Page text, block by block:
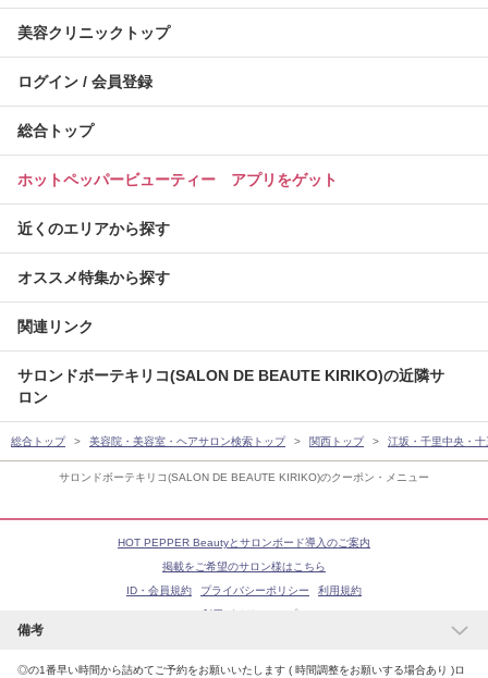
サロンドボーテキリコ(SALON DE BEAUTE KIRIKO)のクーポン・メニュー
備考
◎の1番早い時間から詰めてご予約をお願いいたします ( 時間調整をお願いする場合あり )ロ
美容クリニックトップ
ログイン / 会員登録
総合トップ
ホットペッパービューティー アプリをゲット
近くのエリアから探す
オススメ特集から探す
関連リンク
サロンドボーテキリコ(SALON DE BEAUTE KIRIKO)の近隣サ
ロン
総合トップ 美容院・美容室・ヘアサロン検索トップ 関西トップ 江坂・千里中央・
HOT PEPPER Beautyとサロンボード導入のご案内
掲載をご希望のサロン様はこちら
ID・会員規約
プライバシーポリシー
利用規約
ご利用ガイド
ヘルプ